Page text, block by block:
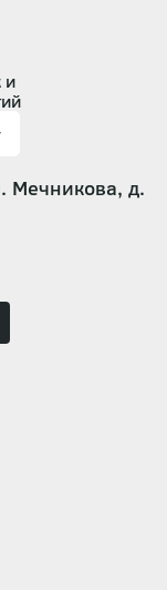
и
Мечникова, д.